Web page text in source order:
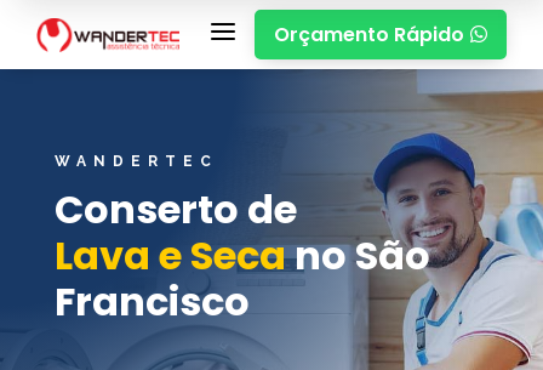
a Orçamento Rápido 
WANDERTEC
Conserto de
Lava e Secano São
Francisco